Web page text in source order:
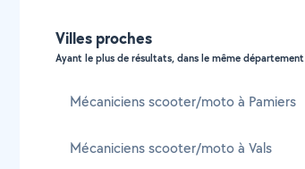
Villes proches
Ayant le plus de résultats, dans le même département
Mécaniciens scooter/moto à Pamiers
Mécaniciens scooter/moto à Vals